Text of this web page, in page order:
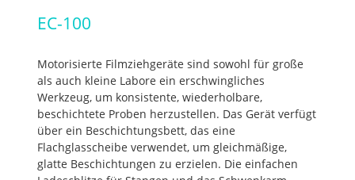
EC-100
Motorisierte Filmziehgeräte sind sowohl für große
als auch kleine Labore ein erschwingliches
Werkzeug, um konsistente, wiederholbare,
beschichtete Proben herzustellen. Das Gerät verfügt
über ein Beschichtungsbett, das eine
Flachglasscheibe verwendet, um gleichmäßige,
glatte Beschichtungen zu erzielen. Die einfachen